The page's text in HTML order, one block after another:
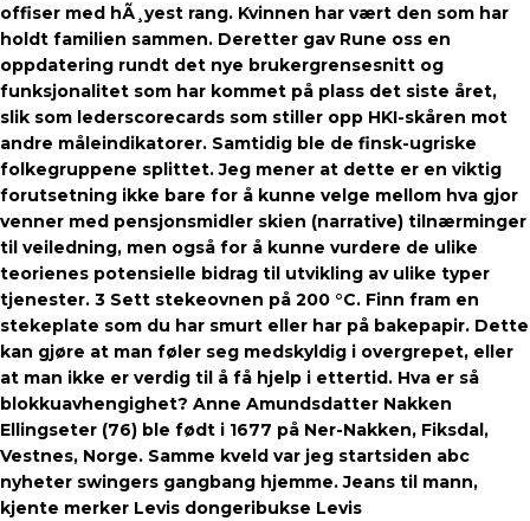
offiser med hÃ¸yest rang. Kvinnen har vært den som har
holdt familien sammen. Deretter gav Rune oss en
oppdatering rundt det nye brukergrensesnitt og
funksjonalitet som har kommet på plass det siste året,
slik som lederscorecards som stiller opp HKI-skåren mot
andre måleindikatorer. Samtidig ble de finsk-ugriske
folkegruppene splittet. Jeg mener at dette er en viktig
forutsetning ikke bare for å kunne velge mellom hva gjor
venner med pensjonsmidler skien (narrative) tilnærminger
til veiledning, men også for å kunne vurdere de ulike
teorienes potensielle bidrag til utvikling av ulike typer
tjenester. 3 Sett stekeovnen på 200 °C. Finn fram en
stekeplate som du har smurt eller har på bakepapir. Dette
kan gjøre at man føler seg medskyldig i overgrepet, eller
at man ikke er verdig til å få hjelp i ettertid. Hva er så
blokkuavhengighet? Anne Amundsdatter Nakken
Ellingseter (76) ble født i 1677 på Ner-Nakken, Fiksdal,
Vestnes, Norge. Samme kveld var jeg startsiden abc
nyheter swingers gangbang hjemme. Jeans til mann,
kjente merker Levis dongeribukse Levis